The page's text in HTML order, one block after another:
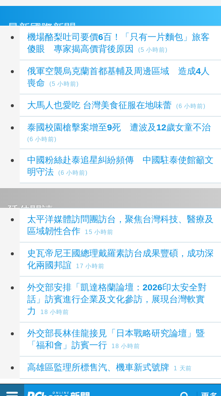
最新國際新聞
機場酪梨吐司要價6百！「只有一片麵包」旅客
傻眼 專家揭高價背後原因
(5 小時前)
俄軍空襲烏克蘭首都基輔及周邊區域 造成4人
喪命
(5 小時前)
大馬人也愛吃 台灣美食征服在地味蕾 (6 小時前)
泰國校園槍擊案增至9死 遭波及12歲女童不治
(6 小時前)
中國粉絲赴泰追星糾紛頻傳 中國駐泰使館籲文
明守法
(6 小時前)
延伸閱讀
太平洋媒體訪問團訪台，聚焦台灣科技、醫療及
區域韌性合作
15 小時前
史瓦帝尼王國總理戴羅素訪台成果豐碩，成功深
化兩國邦誼
17 小時前
外交部安排「凱達格蘭論壇：2026印太安全對
話」訪賓進行企業及文化參訪，展現台灣軟實
力
18 小時前
外交部長林佳龍接見「日本戰略研究論壇」暨
「福和會」訪賓一行
18 小時前
高雄區監理所標售汽、機車新式號牌 1 天前